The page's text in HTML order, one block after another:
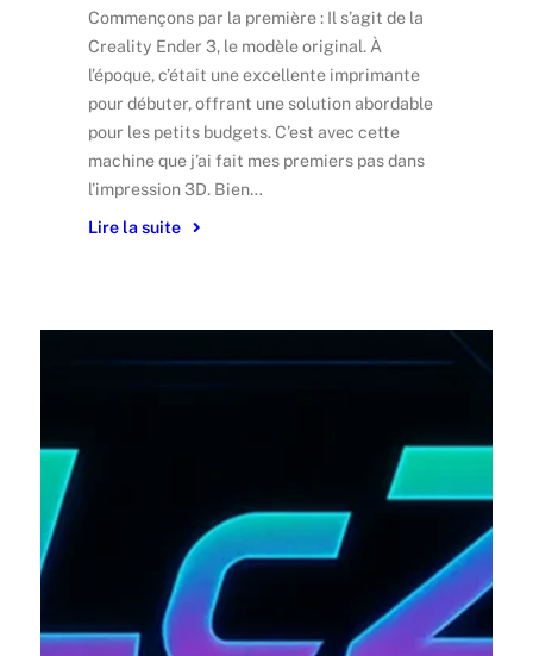
Commençons par la première : Il s’agit de la
Creality Ender 3, le modèle original. À
l’époque, c’était une excellente imprimante
pour débuter, offrant une solution abordable
pour les petits budgets. C’est avec cette
machine que j’ai fait mes premiers pas dans
l’impression 3D. Bien…
Lire la suite